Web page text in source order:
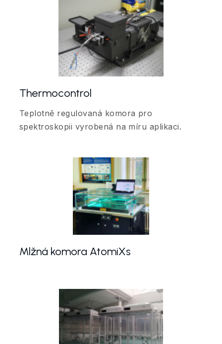
Thermocontrol
Teplotně regulovaná komora pro
spektroskopii vyrobená na míru aplikaci.
Mlžná komora AtomiXs